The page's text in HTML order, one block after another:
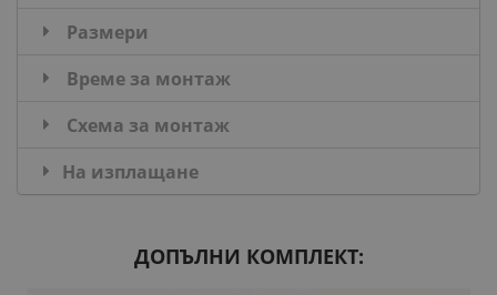
Размери
Време за монтаж
Схема за монтаж
На изплащане
ДОПЪЛНИ КОМПЛЕКТ: